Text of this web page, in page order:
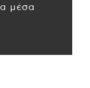
μέσα